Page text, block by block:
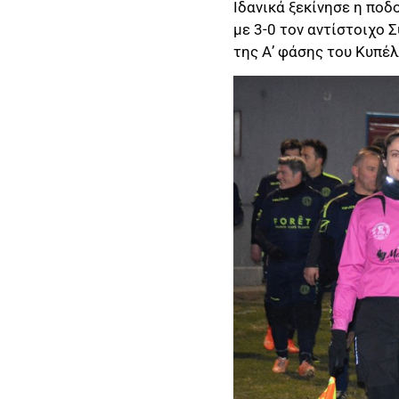
Ιδανικά ξεκίνησε η
με 3-0 τον αντίστοιχο
της Α’ φάσης του